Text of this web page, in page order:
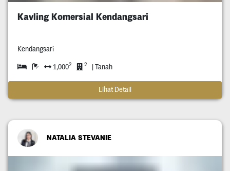
Kavling Komersial Kendangsari
Kendangsari
1,0002 2 | Tanah
Lihat Detail
NATALIA STEVANIE